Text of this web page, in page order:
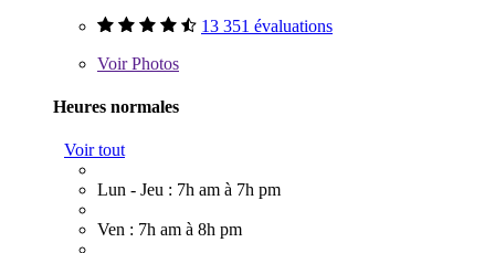
13 351 évaluations
VoirPhotos
Heures normales
Voir tout
Lun - Jeu : 7h am à 7h pm
Ven : 7h am à 8h pm